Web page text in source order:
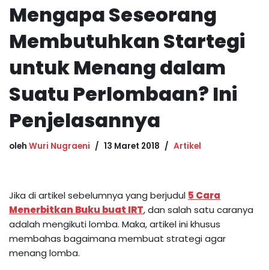
Mengapa Seseorang
Membutuhkan Startegi
untuk Menang dalam
Suatu Perlombaan? Ini
Penjelasannya
oleh Wuri Nugraeni 13 Maret 2018 Artikel
Jika di artikel sebelumnya yang berjudul 5 Cara
Menerbitkan Buku buat IRT, dan salah satu caranya
adalah mengikuti lomba. Maka, artikel ini khusus
membahas bagaimana membuat strategi agar
menang lomba.